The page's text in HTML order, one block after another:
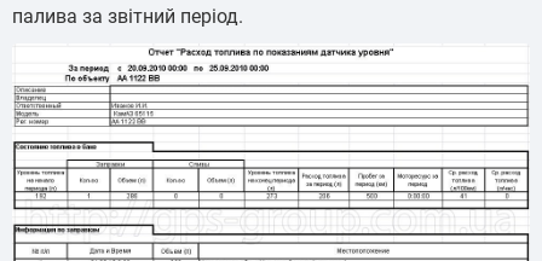
палива за звітний період.